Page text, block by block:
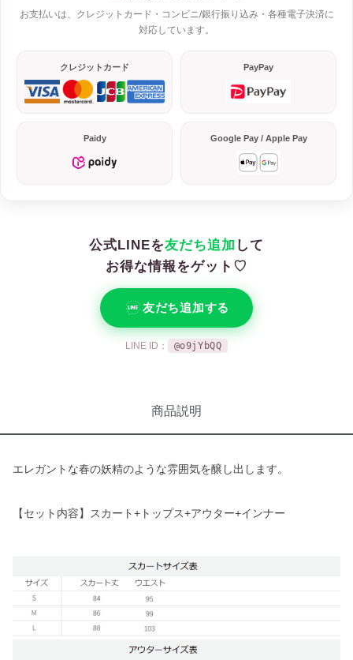
お支払いは、クレジットカード・コンビニ/銀行振り込み・各種電子決済に
対応しています。
クレジットカード PayPay
Paidy Google Pay / Apple Pay
公式LINEを友だち追加 して
お得な情報をゲット♡
友だち追加する
LINE ID： @o9jYbQQ
商品説明
エレガントな春の妖精のような雰囲気を醸し出します。
【セット内容】スカート+トップス+アウター+インナー